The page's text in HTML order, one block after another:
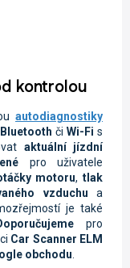
kontrolou
autodiagnostiky
Bluetooth či Wi-Fi s
aktuální jízdní
pro uživatele
motoru,tlak
vzduchu a
je také
pro
Car Scanner ELM
obchodu.